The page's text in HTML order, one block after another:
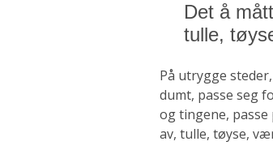
Det å
tulle,
På utrygge
dumt, passe seg
og tingene, passe
av, tulle, tøyse,